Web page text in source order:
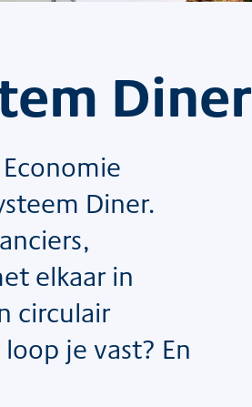
Diner
Diner.
elkaar in
circulair
je vast? En